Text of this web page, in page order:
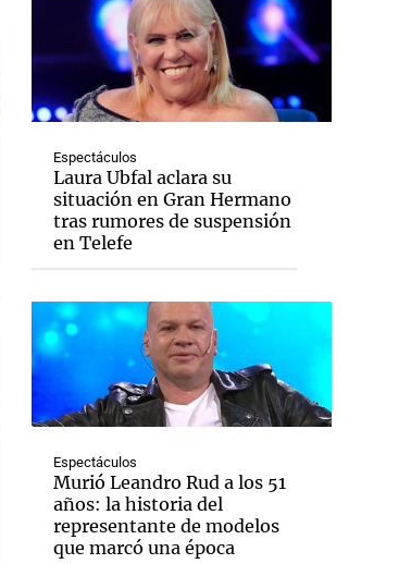
Espectáculos
Laura Ubfal aclara su
situación en Gran Hermano
tras rumores de suspensión
en Telefe
Espectáculos
Murió Leandro Rud a los 51
años: la historia del
representante de modelos
que marcó una época
Notas